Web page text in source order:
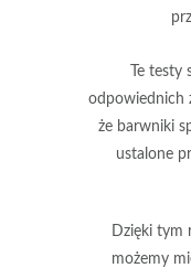
Te
odpowiednich
że barwniki
ustalone
Dzięki tym
możemy